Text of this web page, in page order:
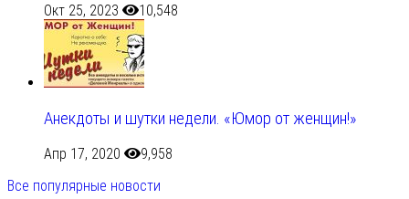
Окт 25, 2023 10,548
Анекдоты и шутки недели. «Юмор от женщин!»
Апр 17, 2020
9,958
Все популярные новости